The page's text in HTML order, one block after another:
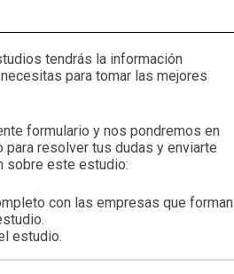
tendrás la información
para tomar las mejores
formulario y nos pondremos en
para resolver tus dudas y enviarte
sobre este estudio:
con las empresas que forman
estudio.